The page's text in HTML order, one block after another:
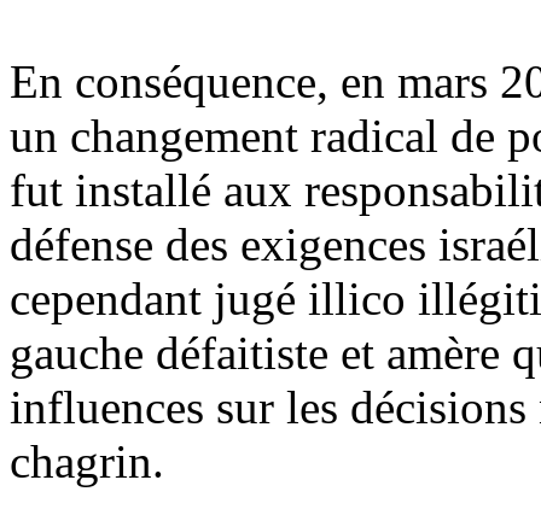
En conséquence, en mars
un changement radical de
fut installé aux
défense des exigences
cependant jugé illico
gauche défaitiste et amère
influences sur les
chagrin.